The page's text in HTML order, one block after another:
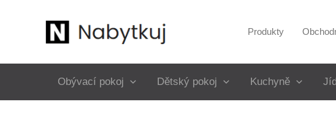
Produkty
Obývací pokoj Dětský pokoj Kuchyně